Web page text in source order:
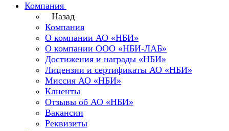
Компания
Назад
Компания
О компании АО «НБИ»
О компании ООО «НБИ-ЛАБ»
Достижения и награды «НБИ»
Лицензии и сертификаты АО «НБИ»
Миссия АО «НБИ»
Клиенты
Отзывы об АО «НБИ»
Вакансии
Реквизиты